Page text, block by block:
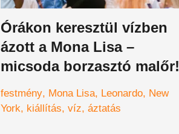
Órákon keresztül vízben
ázott a Mona Lisa –
micsoda borzasztó malőr!
festmény Mona Lisa Leonardo New
York
kiállítás víz áztatás